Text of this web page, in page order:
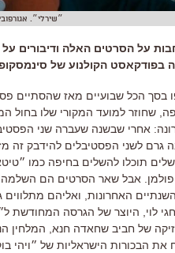
״שירלי״.
על הסרטים האלה ודיבורים
בפודקאסט הקולנוע של
בסך הכל שבועיים מאז שהסתיים
שחוזר למועד המקורי שלו בחול
: אחרי שבשנה שעברה שני
גרם לשני הפסטיבלים להידבק זה
תוכלו להשלים בחיפה כמו
אבל שאר הסרטים הם השלמה
האחרונות ואליהם
לוי
היוצר של הגרסה המחודשת
של חביב שחאדה חנא המלחין
את הבכורות הישראליות של ״ויהי